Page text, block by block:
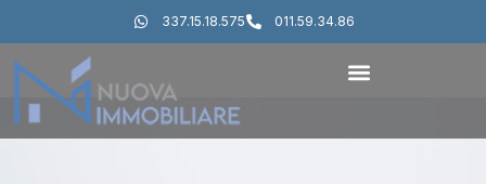
337.15.18.575 011.59.34.86